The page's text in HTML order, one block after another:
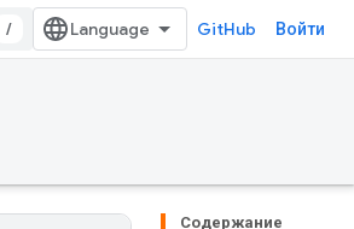
/ GitHub Войти
Содержание